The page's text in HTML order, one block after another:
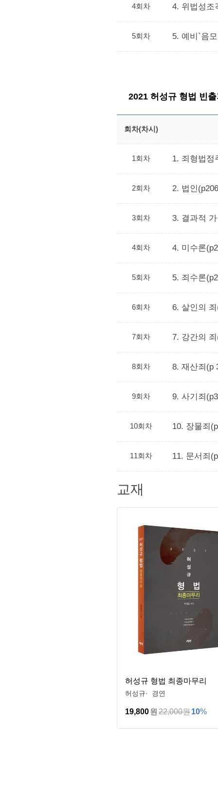
4회차 4. 위법성조
5회차 5. 예비`음
2021 허성규 형법 빈
회차(차시)
1회차 1. 죄형법정
2회차 2. 법인
3회차 3. 결과적
4회차 4. 미수론
5회차 5. 죄수론
6회차 6. 살인의
7회차 7. 강간의
8회차 8. 재산죄(p
9회차 9. 사기죄
10회차 10. 장물죄
11회차 11. 문서죄
교재
허성규 형법 최종마무리
허성규 경연
19,800원 22,000원10%